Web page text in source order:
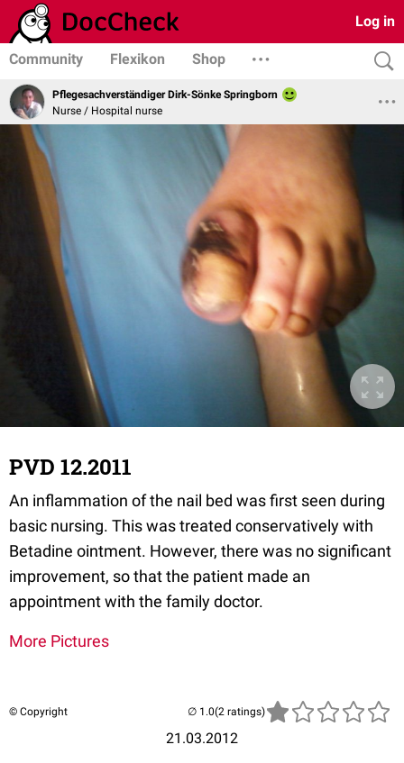
Log in
Community Flexikon Shop
Pflegesachverständiger Dirk-Sönke Springborn
Nurse / Hospital nurse
PVD 12.2011
An inflammation of the nail bed was first seen during
basic nursing. This was treated conservatively with
Betadine ointment. However, there was no significant
improvement, so that the patient made an
appointment with the family doctor.
More Pictures
© Copyright
21.03.2012
(2 ratings)